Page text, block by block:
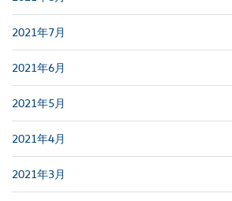
2021年7月
2021年6月
2021年5月
2021年4月
2021年3月